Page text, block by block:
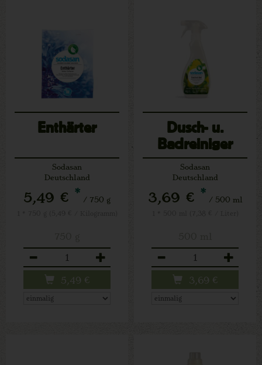
Enthärter
Sodasan
Deutschland
5,49 € * / 750 g
5,49 €
Dusch- u.
Badreiniger
Sodasan
Deutschland
3,69 € * / 500 ml
3,69 €